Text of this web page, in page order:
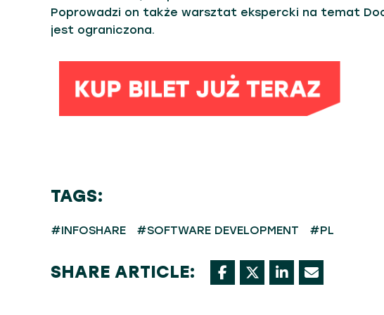
Poprowadzi on także warsztat ekspercki na temat
jest ograniczona.
TAGS:
#INFOSHARE #SOFTWARE DEVELOPMENT #PL
SHARE ARTICLE: